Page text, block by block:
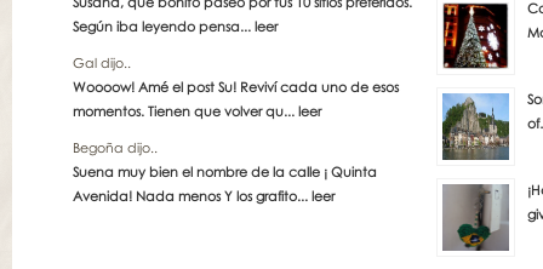
Según iba leyendo pensa... leer
Gal dijo..
Woooow! Amé el post Su! Reviví cada uno de esos
momentos. Tienen que volver qu... leer
Begoña dijo..
Suena muy bien el nombre de la calle ¡ Quinta
Avenida! Nada menos Y los grafito... leer